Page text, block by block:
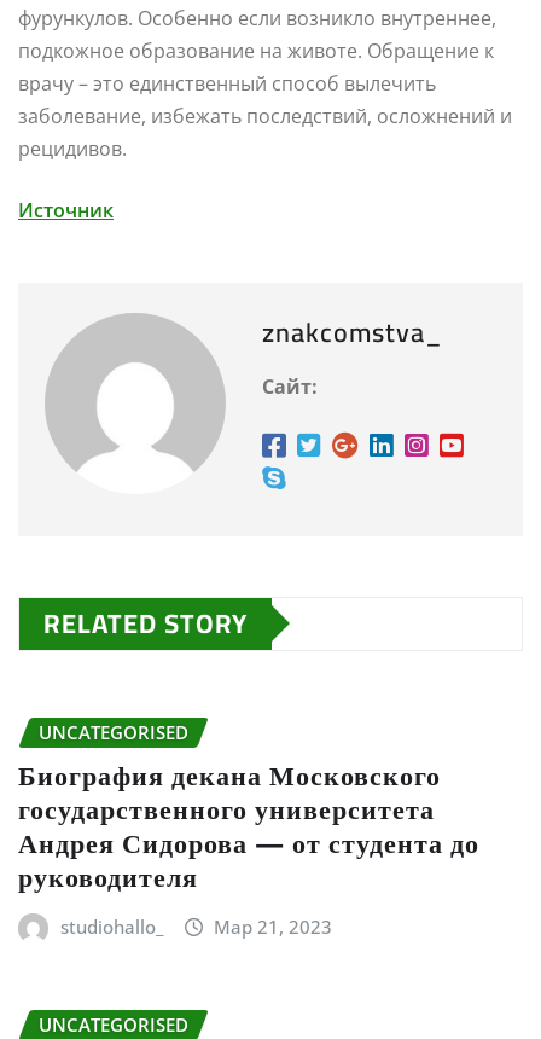
фурункулов. Особенно если возникло внутреннее,
подкожное образование на животе. Обращение к
врачу – это единственный способ вылечить
заболевание, избежать последствий, осложнений и
рецидивов.
Источник
znakcomstva_
Сайт:
RELATED STORY
UNCATEGORISED
Биография декана Московского
государственного университета
Андрея Сидорова — от студента до
руководителя
studiohallo_ Мар 21, 2023
UNCATEGORISED